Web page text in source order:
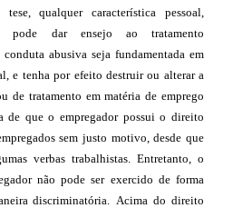
tese, qualquer característica pessoal,
pode dar ensejo ao tratamento
abusiva seja fundamentada em
e tenha por efeito destruir ou alterar a
de tratamento em matéria de emprego
de que o empregador possui o direito
sem justo motivo, desde que
verbas trabalhistas. Entretanto, o
não pode ser exercido de forma
discriminatória. Acima do direito